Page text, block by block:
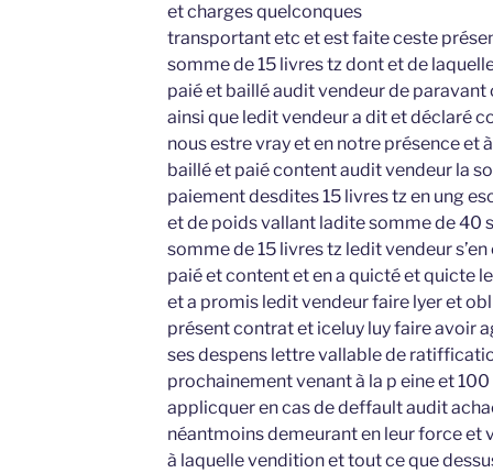
et charges quelconques
transportant etc et est faite ceste
somme de 15 livres tz dont et de
paié et baillé audit vendeur de paravant
ainsi que ledit vendeur a dit et déclaré
nous estre vray et en notre présence et
baillé et paié content audit vendeur la
paiement desdites 15 livres tz en ung
et de poids vallant ladite somme de 40
somme de 15 livres tz ledit vendeur
paié et content et en a quicté et quicte
et a promis ledit vendeur faire lyer et
présent contrat et iceluy luy faire avoir
ses despens lettre vallable de
prochainement venant à la p eine et
applicquer en cas de deffault audit
néantmoins demeurant en leur force et
à laquelle vendition et tout ce que